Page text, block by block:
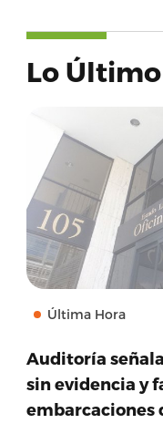
Lo Último
Última Hora
Auditoría
sin evidencia y
embarcaciones